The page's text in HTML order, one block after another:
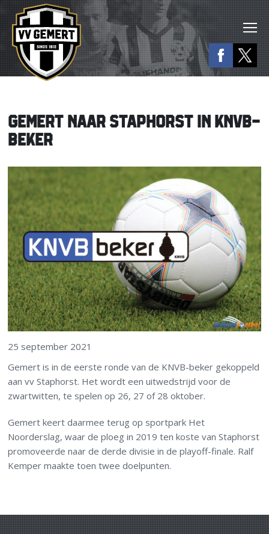
GEMERT NAAR STAPHORST IN KNVB-
BEKER
25 september 2021
Gemert is in de eerste ronde van de KNVB-beker gekoppeld
aan vv Staphorst. Het wordt een uitwedstrijd voor de
zwartwitten, te spelen op 26, 27 of 28 oktober.
Gemert keert daarmee terug op sportpark Het
Noorderslag, waar de ploeg in 2019 ten koste van Staphorst
promoveerde naar de derde divisie in de playoff-finale. Ralf
Kemper maakte toen twee doelpunten.